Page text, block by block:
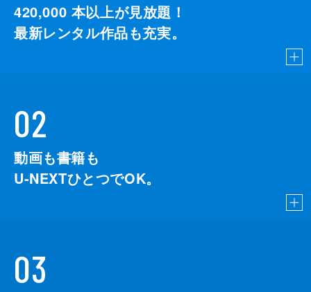
420,000 本以上が見放題！
最新レンタル作品も充実。
02
動画も書籍も
U-NEXTひとつでOK。
03